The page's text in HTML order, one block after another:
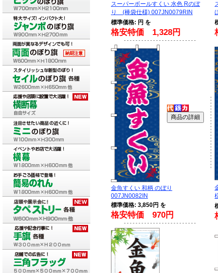
スーパーボールすくい 水色 Rのぼ
り (棒袋仕様) 007JN0079RIN
標準価格: 円 を
格安特価 1,328円
金魚すくい 和柄 のぼり
007JN0082IN
標準価格: 3,850円 を
格安特価 970円